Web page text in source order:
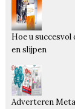
Hoe u
en slijpen
Adverteren